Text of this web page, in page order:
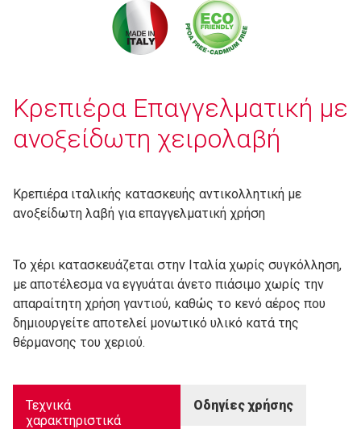
Κρεπιέρα Επαγγελματική με
ανοξείδωτη χειρολαβή
Κρεπιέρα ιταλικής κατασκευής αντικολλητική με
ανοξείδωτη λαβή για επαγγελματική χρήση
Το χέρι κατασκευάζεται στην Ιταλία χωρίς συγκόλληση,
με αποτέλεσμα να εγγυάται άνετο πιάσιμο χωρίς την
απαραίτητη χρήση γαντιού, καθώς το κενό αέρος που
δημιουργείτε αποτελεί μονωτικό υλικό κατά της
θέρμανσης του χεριού.
Τεχνικά
χαρακτηριστικά
Οδηγίες χρήσης